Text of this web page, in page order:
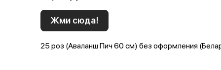
Жми сюда!
25 роз (Аваланш Пич 60 см) без оформления